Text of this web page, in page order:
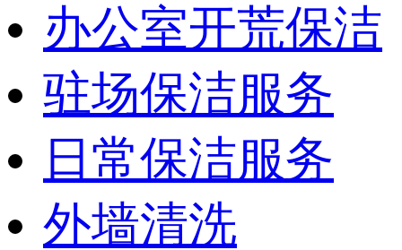
办公室开荒保洁
驻场保洁服务
日常保洁服务
外墙清洗